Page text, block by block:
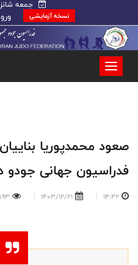
جمعه
نسخه آزمایشی
صعود محمدپوریا
فدراسیون جهانی جودو
14:42
1403/12/21